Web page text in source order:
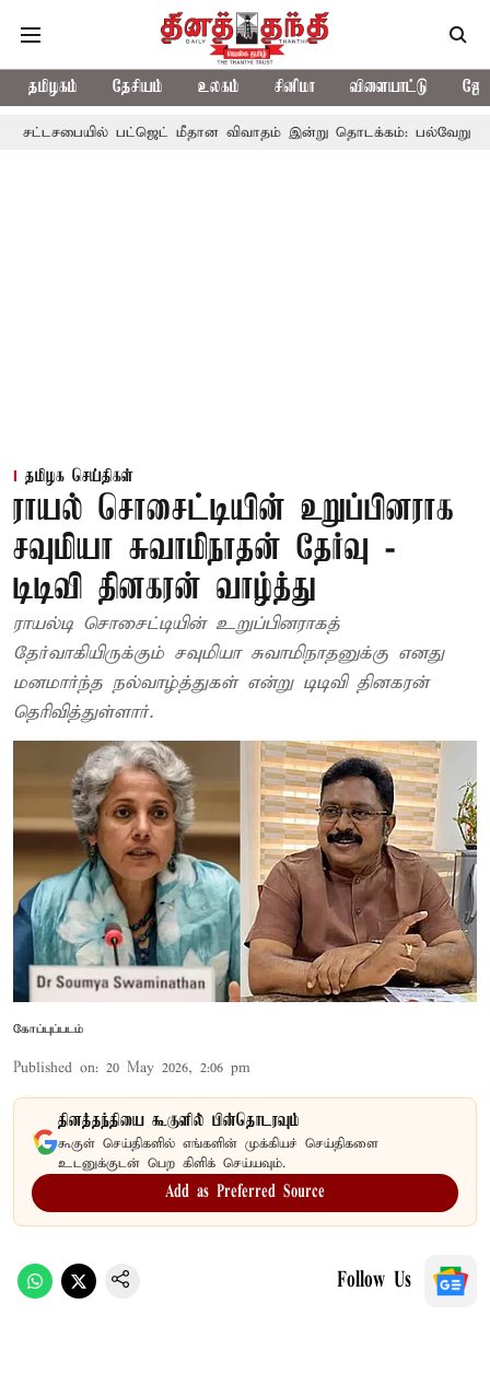
தமிழகம் தேசியம் உலகம் சினிமா விளையாட்டு
பட்ஜெட் மீதான விவாதம் இன்று தொடக்கம்: பல்வேறு பிரச்சினைகளை
தமிழக செய்திகள்
ராயல் சொசைட்டியின் உறுப்பினராக
சவுமியா சுவாமிநாதன் தேர்வு -
டிடிவி தினகரன் வாழ்த்து
ராயல்டி சொசைட்டியின் உறுப்பினராகத்
தேர்வாகியிருக்கும் சவுமியா சுவாமிநாதனுக்கு எனது
மனமார்ந்த நல்வாழ்த்துகள் என்று டிடிவி தினகரன்
தெரிவித்துள்ளார்.
கோப்புப்படம்
Published on: 20 May 2026, 2:06 pm
தினத்தந்தியை கூகுளில் பின்தொடரவும்
கூகுள் செய்திகளில் எங்களின் முக்கியச் செய்திகளை
உடனுக்குடன் பெற கிளிக் செய்யவும்.
Add as Preferred Source
Follow Us